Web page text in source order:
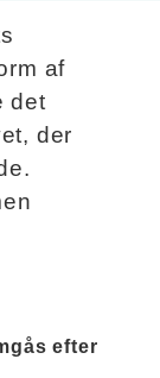
af
det
der
efter